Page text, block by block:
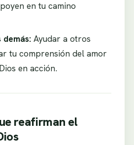
en tu camino
Ayudar a otros
tu comprensión del amor
en acción.
reafirman el